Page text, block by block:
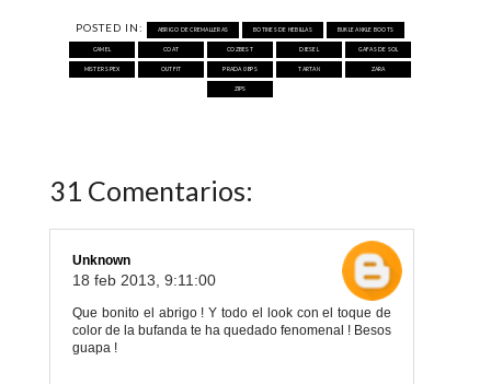
POSTED IN: ABRIGO DE CREMALLERAS BOTINES DE HEBILLAS BUKLE ANKLE BOOTS
CAMEL COAT COZBEST DIESEL GAFAS DE SOL
MISTER SPEX OUTFIT PRADA 08PS TARTAN ZARA
ZIPS
31 Comentarios:
Unknown
18 feb 2013, 9:11:00
Que bonito el abrigo ! Y todo el look con el toque de
color de la bufanda te ha quedado fenomenal ! Besos
guapa !